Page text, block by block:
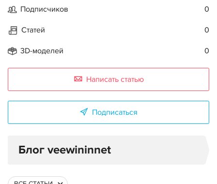
Подписчиков 0
Статей 0
3D-моделей 0
Написать статью
Подписаться
Блог veewininnet